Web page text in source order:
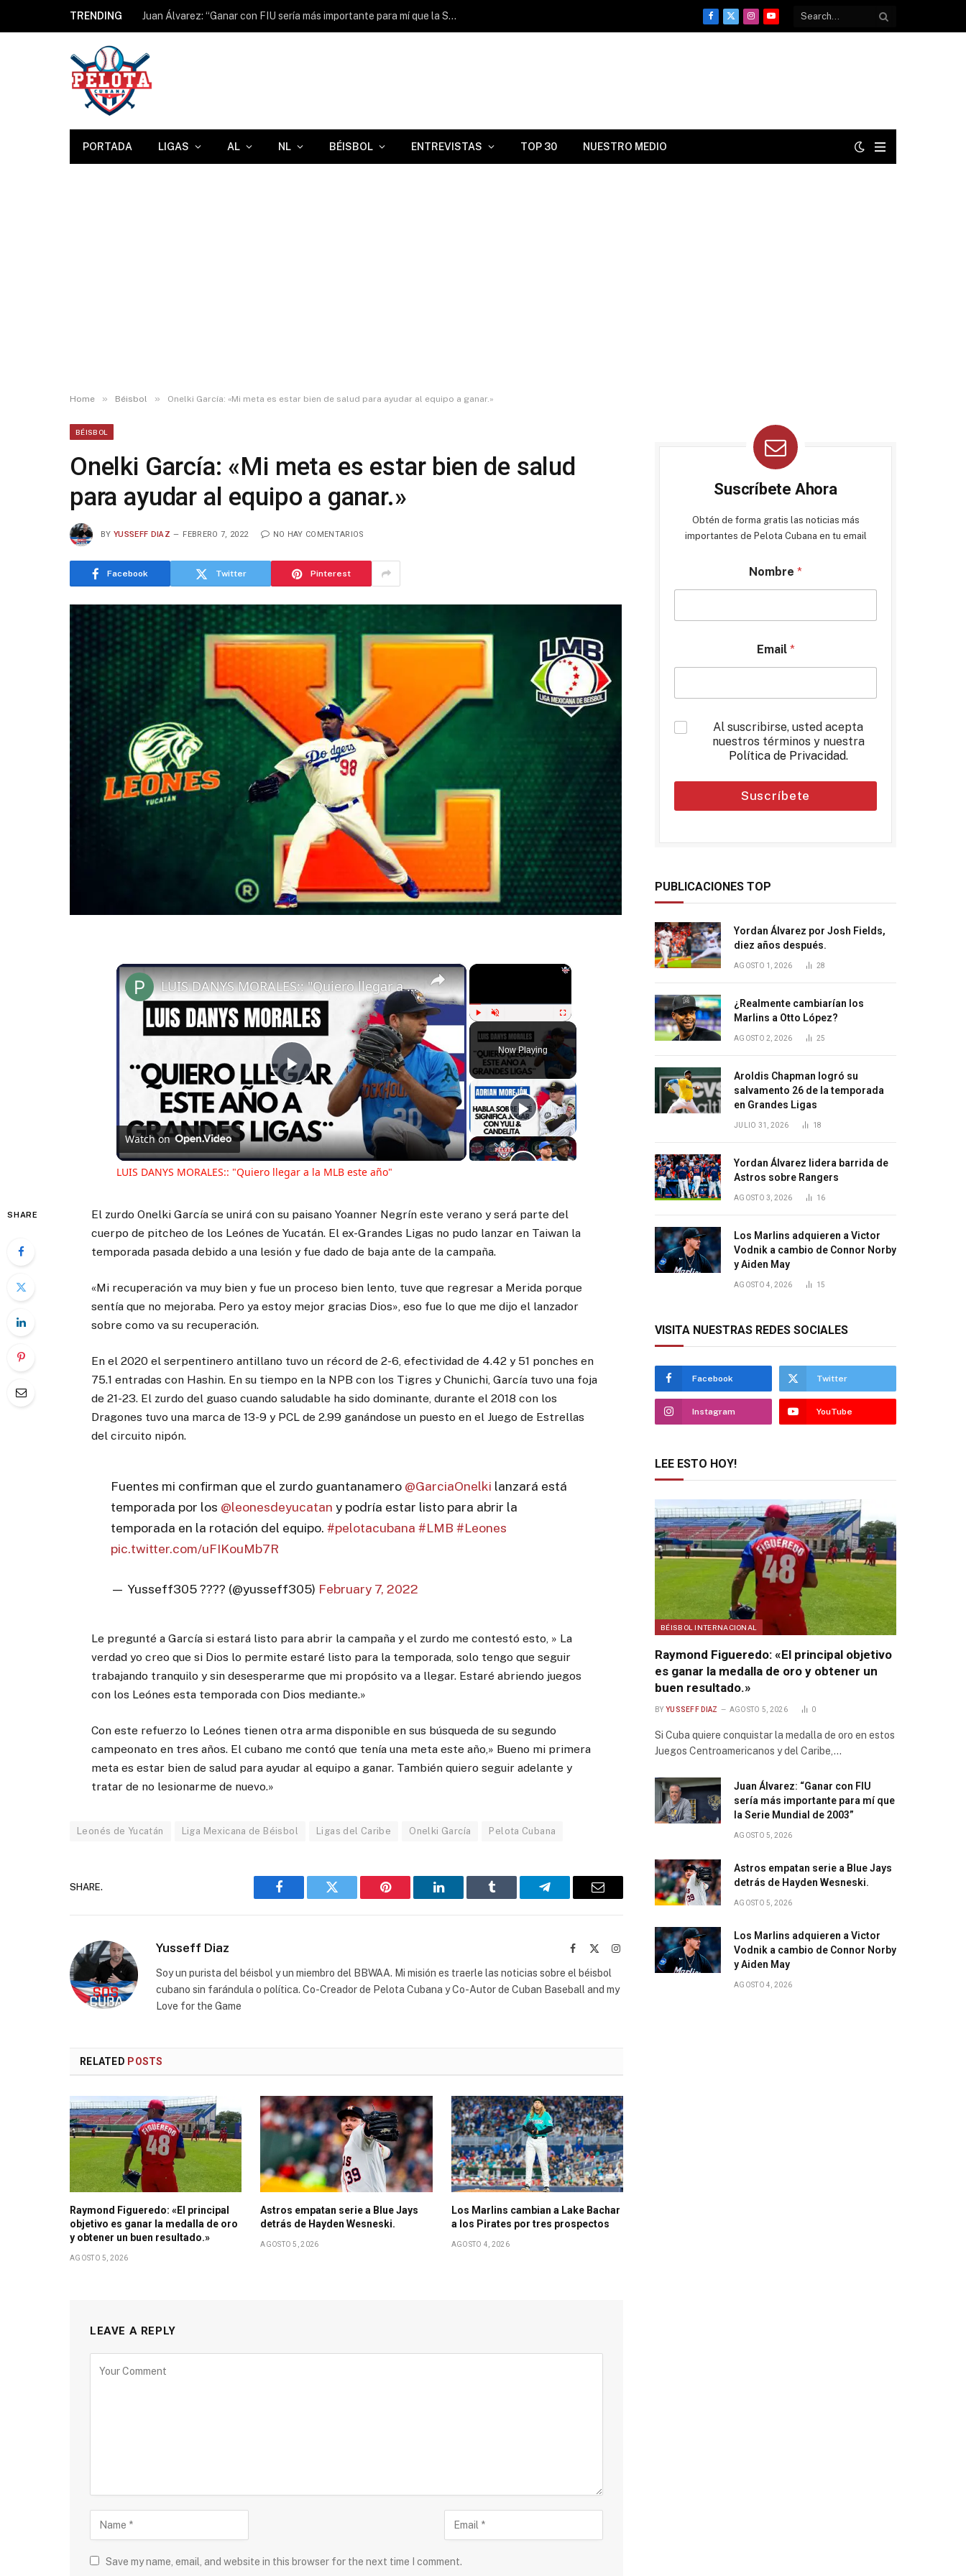
TRENDING Juan Álvarez: “Ganar con FIU sería más importante para mí que la Serie Mundial de 2003”
Facebook
X
InstagramYouTube
PORTADA LIGAS AL NL BÉISBOL ENTREVISTAS TOP 30 NUESTRO MEDIO
Home » Béisbol » Onelki García: «Mi meta es estar bien de salud para ayudar al equipo a ganar.»
BÉISBOL
Onelki García: «Mi meta es estar bien de salud
para ayudar al equipo a ganar.»
BY YUSSEFF DIAZ FEBRERO 7, 2022 NO HAY COMENTARIOS
Facebook Twitter Pinterest
×
Fullscreen
Now Playing
×
Play
Video
LUIS DANYS MORALES:: "Quiero llegar a la MLB este año"
Watch on
LUIS DANYS MORALES:: "Quiero llegar a la MLB este año"
SHARE
El zurdo Onelki García se unirá con su paisano Yoanner Negrín este verano y será parte del
cuerpo de pitcheo de los Leónes de Yucatán. El ex-Grandes Ligas no pudo lanzar en Taiwan la
temporada pasada debido a una lesión y fue dado de baja ante de la campaña.
«Mi recuperación va muy bien y fue un proceso bien lento, tuve que regresar a Merida porque
sentía que no mejoraba. Pero ya estoy mejor gracias Dios», eso fue lo que me dijo el lanzador
sobre como va su recuperación.
En el 2020 el serpentinero antillano tuvo un récord de 2-6, efectividad de 4.42 y 51 ponches en
75.1 entradas con Hashin. En su tiempo en la NPB con los Tigres y Chunichi, García tuvo una foja
de 21-23. El zurdo del guaso cuando saludable ha sido dominante, durante el 2018 con los
Dragones tuvo una marca de 13-9 y PCL de 2.99 ganándose un puesto en el Juego de Estrellas
del circuito nipón.
Fuentes mi confirman que el zurdo guantanamero @GarciaOnelki lanzará está
temporada por los @leonesdeyucatan y podría estar listo para abrir la
temporada en la rotación del equipo. #pelotacubana #LMB #Leones
pic.twitter.com/uFIKouMb7R
— Yusseff305 ???? (@yusseff305) February 7, 2022
Le pregunté a García si estará listo para abrir la campaña y el zurdo me contestó esto, » La
verdad yo creo que si Dios lo permite estaré listo para la temporada, solo tengo que seguir
trabajando tranquilo y sin desesperarme que mi propósito va a llegar. Estaré abriendo juegos
con los Leónes esta temporada con Dios mediante.»
Con este refuerzo lo Leónes tienen otra arma disponible en sus búsqueda de su segundo
campeonato en tres años. El cubano me contó que tenía una meta este año,» Bueno mi primera
meta es estar bien de salud para ayudar al equipo a ganar. También quiero seguir adelante y
tratar de no lesionarme de nuevo.»
Leonés de Yucatán Liga Mexicana de Béisbol Ligas del Caribe Onelki García Pelota Cubana
SHARE.
Facebook Twitter Pinterest LinkedIn Tumblr Telegram Email
Yusseff Diaz Facebook Instagram
Soy un purista del béisbol y un miembro del BBWAA. Mi misión es traerle las noticias sobre el béisbol
cubano sin farándula o política. Co-Creador de Pelota Cubana y Co-Autor de Cuban Baseball and my
Love for the Game
RELATED POSTS
Raymond Figueredo: «El principal
objetivo es ganar la medalla de oro
y obtener un buen resultado.»
AGOSTO 5, 2026
Astros empatan serie a Blue Jays
detrás de Hayden Wesneski.
AGOSTO 5, 2026
Los Marlins cambian a Lake Bachar
a los Pirates por tres prospectos
AGOSTO 4, 2026
LEAVE A REPLY
Save my name, email, and website in this browser for the next time I comment.
Suscríbete Ahora
Obtén de forma gratis las noticias más
importantes de Pelota Cubana en tu email
Nombre *
Email *
*
Al suscribirse, usted acepta
nuestros términos y nuestra
Política de Privacidad.
Suscríbete
PUBLICACIONES TOP
Yordan Álvarez por Josh Fields,
diez años después.
AGOSTO 1, 2026 28
¿Realmente cambiarían los
Marlins a Otto López?
AGOSTO 2, 2026 25
Aroldis Chapman logró su
salvamento 26 de la temporada
en Grandes Ligas
JULIO 31, 2026 18
Yordan Álvarez lidera barrida de
Astros sobre Rangers
AGOSTO 3, 2026 16
Los Marlins adquieren a Victor
Vodnik a cambio de Connor Norby
y Aiden May
AGOSTO 4, 2026 15
VISITA NUESTRAS REDES SOCIALES
Facebook Twitter
Instagram YouTube
LEE ESTO HOY!
BÉISBOL INTERNACIONAL
Raymond Figueredo: «El principal objetivo
es ganar la medalla de oro y obtener un
buen resultado.»
BY YUSSEFF DIAZ AGOSTO 5, 2026 0
Si Cuba quiere conquistar la medalla de oro en estos
Juegos Centroamericanos y del Caribe,…
Juan Álvarez: “Ganar con FIU
sería más importante para mí que
la Serie Mundial de 2003”
AGOSTO 5, 2026
Astros empatan serie a Blue Jays
detrás de Hayden Wesneski.
AGOSTO 5, 2026
Los Marlins adquieren a Victor
Vodnik a cambio de Connor Norby
y Aiden May
AGOSTO 4, 2026